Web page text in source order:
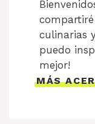
culinarias
puedo
mejor!
MÁS